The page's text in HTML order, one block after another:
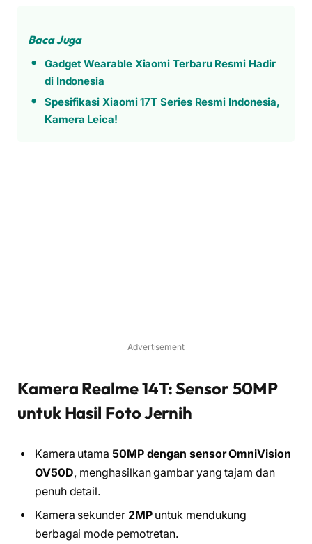
Baca Juga
Gadget Wearable Xiaomi Terbaru Resmi Hadir
di Indonesia
Spesifikasi Xiaomi 17T Series Resmi Indonesia,
Kamera Leica!
Advertisement
Kamera Realme 14T: Sensor 50MP
untuk Hasil Foto Jernih
Kamera utama 50MP dengan sensor OmniVision
OV50D, menghasilkan gambar yang tajam dan
penuh detail.
Kamera sekunder 2MPuntuk mendukung
berbagai mode pemotretan.